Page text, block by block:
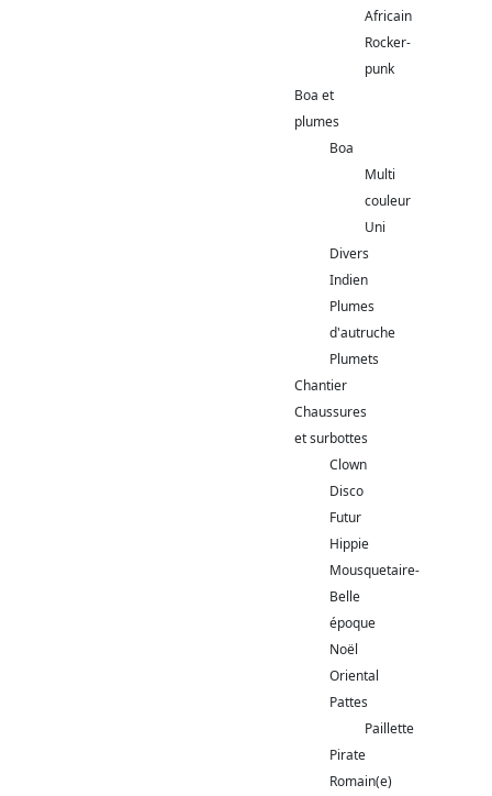
Africain
Rocker-
punk
Boa et
plumes
Boa
Multi
couleur
Uni
Divers
Indien
Plumes
d'autruche
Plumets
Chantier
Chaussures
et surbottes
Clown
Disco
Futur
Hippie
Mousquetaire-
Belle
époque
Noël
Oriental
Pattes
Paillette
Pirate
Romain(e)